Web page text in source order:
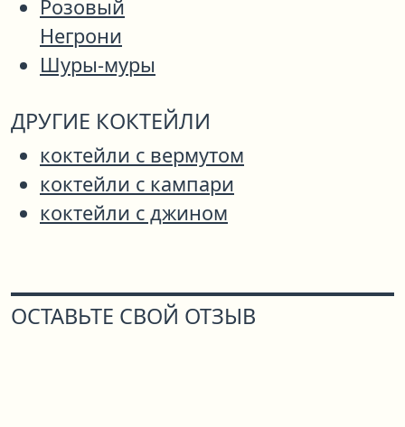
Розовый
Негрони
Шуры-муры
ДРУГИЕ КОКТЕЙЛИ
коктейли с вермутом
коктейли с кампари
коктейли с джином
ОСТАВЬТЕ СВОЙ ОТЗЫВ